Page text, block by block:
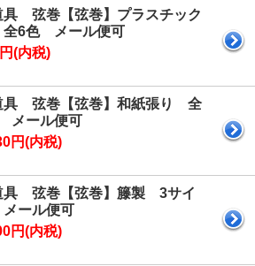
具 弦巻【弦巻】プラスチック
6色 メール便可
(内税)
具 弦巻【弦巻】和紙張り 全
メール便可
円(内税)
具 弦巻【弦巻】籐製 3サイ
ール便可
円(内税)